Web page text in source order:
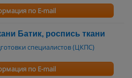
по E-mail
Батик, роспись ткани
специалистов (ЦКПС)
по E-mail